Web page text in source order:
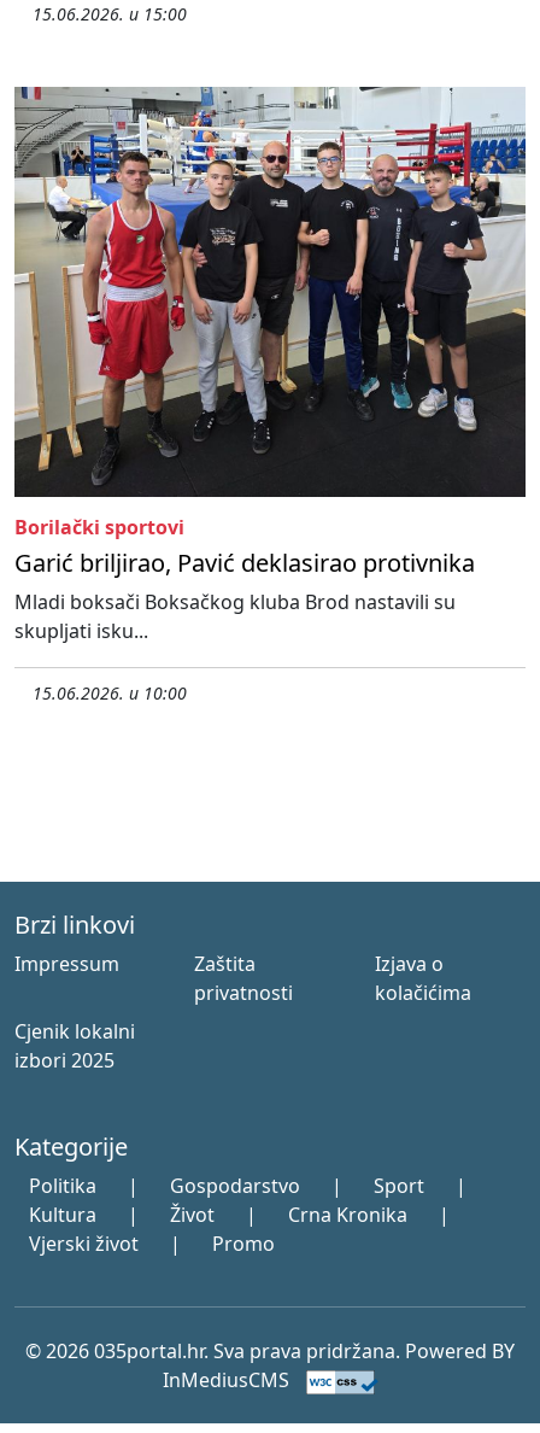
15.06.2026. u 15:00
Borilački sportovi
Garić briljirao, Pavić deklasirao protivnika
Mladi boksači Boksačkog kluba Brod nastavili su
skupljati isku...
15.06.2026. u 10:00
Brzi linkovi
Impressum
Zaštita
privatnosti
Izjava o
kolačićima
Cjenik lokalni
izbori 2025
Kategorije
Politika | Gospodarstvo | Sport
|
Kultura
| Život | Crna Kronika
|
Vjerski život
| Promo
© 2026 035portal.hr. Sva prava pridržana. Powered BY
InMediusCMS